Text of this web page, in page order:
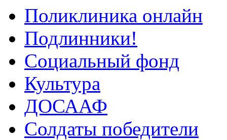
Поликлиника онлайн
Подлинники!
Социальный фонд
Культура
ДОСААФ
Солдаты победители